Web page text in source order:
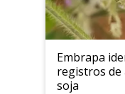
Embrapa
registros de
soja